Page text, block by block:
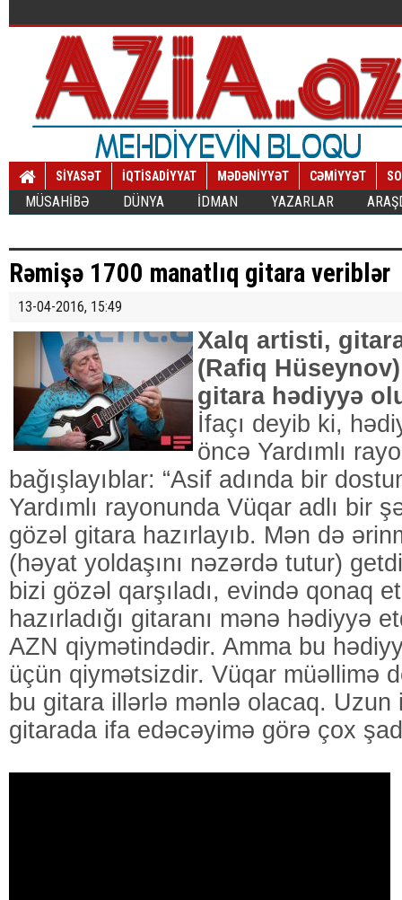
SİYASƏT İQTİSADİYYAT MƏDƏNİYYƏT CƏMİYYƏT
MÜSAHİBƏ DÜNYA İDMAN YAZARLAR
Rəmişə 1700 manatlıq gitara veriblər
13-04-2016, 15:49
Xalq artisti,
(Rafiq
gitara hədiyyə
İfaçı deyib ki,
öncə Yardımlı
bağışlayıblar: “Asif adında bir
Yardımlı rayonunda Vüqar adlı bir
gözəl gitara hazırlayıb. Mən də
(həyat yoldaşını nəzərdə tutur)
bizi gözəl qarşıladı, evində qonaq
hazırladığı gitaranı mənə hədiyyə
AZN qiymətindədir. Amma bu
üçün qiymətsizdir. Vüqar müəllimə
bu gitara illərlə mənlə olacaq.
gitarada ifa edəcəyimə görə çox